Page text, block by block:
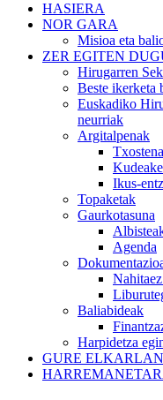
HASIERA
NOR GARA
Misioa eta
ZER EGITEN
Hirugarren
Beste ikerketa
Euskadiko
neurriak
Argitalpenak
Ikus-
Topaketak
Gaurkotasuna
Agenda
Baliabideak
Harpidetza
GURE